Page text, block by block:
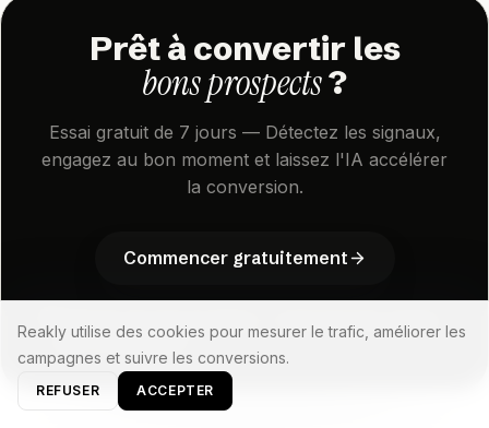
Prêt à convertir les
bons prospects?
Essai gratuit de 7 jours — Détectez les signaux,
engagez au bon moment et laissez l'IA accélérer
la conversion.
Commencer gratuitement
Commencer gratuitement
pour l'essai gratuit
Reakly utilise des cookies pour mesurer le trafic, améliorer les
campagnes et suivre les conversions.
REFUSER ACCEPTER